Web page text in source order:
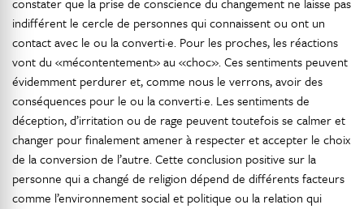
indifférent le cercle de personnes qui connaissent ou ont un
contact avec le ou la converti·e. Pour les proches, les réactions
vont du «mécontentement» au «choc». Ces sentiments peuvent
évidemment perdurer et, comme nous le verrons, avoir des
conséquences pour le ou la converti·e. Les sentiments de
déception, d’irritation ou de rage peuvent toutefois se calmer et
changer pour finalement amener à respecter et accepter le choix
de la conversion de l’autre. Cette conclusion positive sur la
personne qui a changé de religion dépend de différents facteurs
comme l’environnement social et politique ou la relation qui